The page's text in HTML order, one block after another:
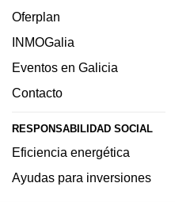
Oferplan
INMOGalia
Eventos en Galicia
Contacto
RESPONSABILIDAD SOCIAL
Eficiencia energética
Ayudas para inversiones